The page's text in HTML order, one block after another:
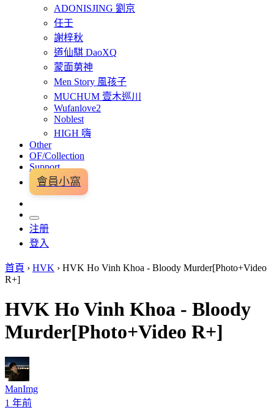
ADONISJING 劉京
任壬
謝梓秋
道仙騏 DaoXQ
蒙面莮神
Men Story 風孩子
MUCHUM 壹木巡川
Wufanlove2
Noblest
HIGH 嗨
Other
OF/Collection
Support
會員小窩
注册
登入
首頁 › HVK › HVK Ho Vinh Khoa - Bloody Murder[Photo+Video
R+]
HVK Ho Vinh Khoa - Bloody
Murder[Photo+Video R+]
ManImg
1 年前